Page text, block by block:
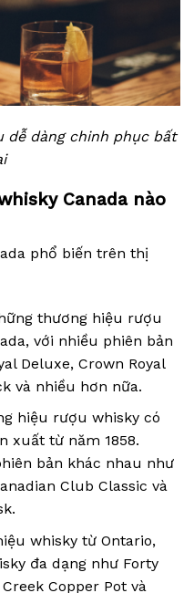
dễ dàng chinh phục bất
Canada nào
phổ biến trên thị
thương hiệu rượu
với nhiều phiên bản
Deluxe, Crown Royal
và nhiều hơn nữa.
hiệu rượu whisky có
xuất từ năm 1858.
bản khác nhau như
Club Classic và
whisky từ Ontario,
đa dạng như Forty
Copper Pot và